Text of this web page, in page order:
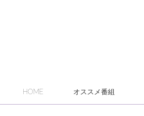
HOME オススメ番組